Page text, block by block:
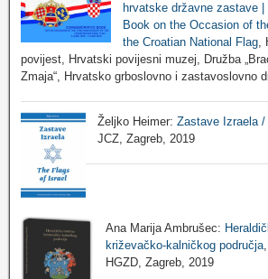
hrvatske državne zastave
Book on the Occasion of
the Croatian National Flag,
povijest, Hrvatski povijesni muzej, Družba
Zmaja“, Hrvatsko grboslovno i zastavoslovno
Željko Heimer:Zastave Izraela /
JCZ, Zagreb, 2019
Ana Marija Ambrušec:
križevačko-kalničkog područja
HGZD, Zagreb, 2019